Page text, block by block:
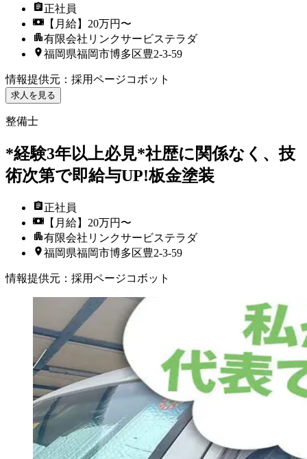
正社員
【月給】20万円〜
有限会社リンクサービステラダ
福岡県福岡市博多区豊2-3-59
情報提供元 ： 採用ページコボット
求人を見る
整備士
*経験3年以上必見*社歴に関係なく、技
術次第で即給与UP!板金塗装
正社員
【月給】20万円〜
有限会社リンクサービステラダ
福岡県福岡市博多区豊2-3-59
情報提供元 ： 採用ページコボット